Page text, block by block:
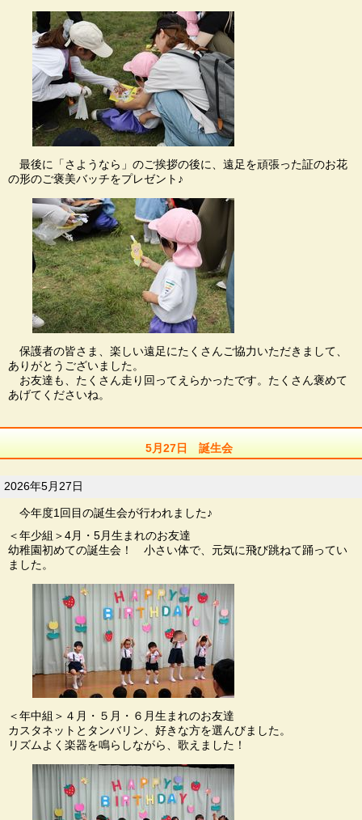
最後に「さようなら」のご挨拶の後に、遠足を頑張った証のお花
の形のご褒美バッチをプレゼント♪
保護者の皆さま、楽しい遠足にたくさんご協力いただきまして、
ありがとうございました。
お友達も、たくさん走り回ってえらかったです。たくさん褒めて
あげてくださいね。
5月27日 誕生会
2026年5月27日
今年度1回目の誕生会が行われました♪
＜年少組＞4月・5月生まれのお友達
幼稚園初めての誕生会！ 小さい体で、元気に飛び跳ねて踊ってい
ました。
＜年中組＞４月・５月・６月生まれのお友達
カスタネットとタンバリン、好きな方を選んびました。
リズムよく楽器を鳴らしながら、歌えました！